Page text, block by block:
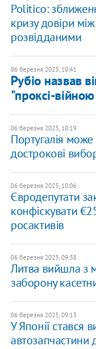
Politico:
кризу довіри
розвідданими
06 березня 2025, 10:41
Рубіо назвав
"проксі-
06 березня 2025, 10:19
Португалія може
дострокові
06 березня 2025, 10:06
Євродепутати
конфіскувати
росактивів
06 березня 2025, 09:38
Литва вийшла з
заборону
06 березня 2025, 09:13
У Японії стався
автозапчастини